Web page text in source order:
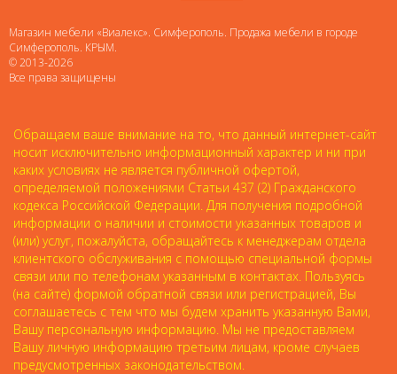
Магазин мебели «Виалекс». Симферополь. Продажа мебели в городе
Симферополь. КРЫМ.
© 2013-2026
Все права защищены
Обращаем ваше внимание на то, что данный интернет-сайт
носит исключительно информационный характер и ни при
каких условиях не является публичной офертой,
определяемой положениями Статьи 437 (2) Гражданского
кодекса Российской Федерации. Для получения подробной
информации о наличии и стоимости указанных товаров и
(или) услуг, пожалуйста, обращайтесь к менеджерам отдела
клиентского обслуживания с помощью специальной формы
связи или по телефонам указанным в контактах. Пользуясь
(на сайте) формой обратной связи или регистрацией, Вы
соглашаетесь с тем что мы будем хранить указанную Вами,
Вашу персональную информацию. Мы не предоставляем
Вашу личную информацию третьим лицам, кроме случаев
предусмотренных законодательством.